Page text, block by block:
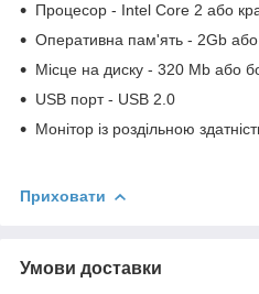
Процесор - Intel Core 2 або
Оперативна пам'ять - 2Gb
Місце на диску - 320 Mb або
USB порт - USB 2.0
Монітор із роздільною
Приховати
Умови доставки